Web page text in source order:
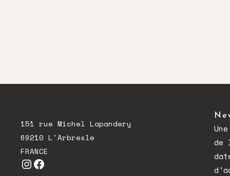
151 rue Michel Lapandery
69210 L'Arbresle
FRANCE
Instagram Facebook
de